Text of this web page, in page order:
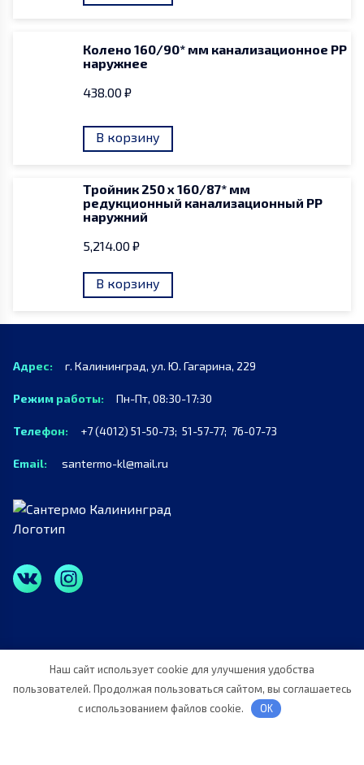
Колено 160/90* мм канализационное PP
наружнее
438.00₽
В корзину
Тройник 250 x 160/87* мм
редукционный канализационный PP
наружний
5,214.00₽
В корзину
Адрес: г. Калининград, ул. Ю. Гагарина, 229
Режим работы: Пн-Пт, 08:30-17:30
Телефон: +7 (4012) 51-50-73; 51-57-77; 76-07-73
Email: santermo-kl@mail.ru
Политика конфиденциальности
2026 © ООО “СанТермо”. Все права защищены.
Наш сайт использует cookie для улучшения удобства
пользователей. Продолжая пользоваться сайтом, вы соглашаетесь
с использованием файлов cookie.
OK